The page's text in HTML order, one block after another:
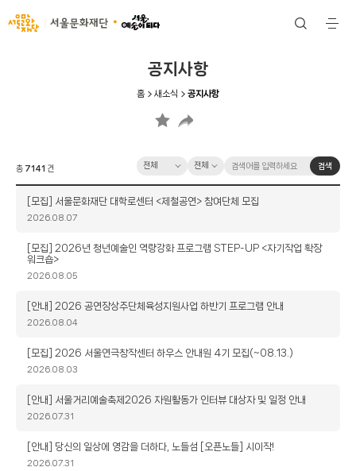
서울문화재단
전
검
공지사항
홈 새소식 공지사항
카
고
리
검
옵
션
검
어
입
검색
총 7141 건
제
목
[모집] 서울문화재단 대학로센터 <제철공연> 참여단체 모집
작
일
2026.08.07
제
목
[모집] 2026년 청년예술인 역량강화 프로그램 STEP-UP <자기작업 확장
워크숍>
작
일
2026.08.05
제
목
[안내] 2026 공연장상주단체육성지원사업 하반기 프로그램 안내
작
일
2026.08.04
제
목
[모집] 2026 서울연극창작센터 하우스 안내원 4기 모집(~08.13.)
작
일
2026.08.03
제
목
[안내] 서울거리예술축제2026 자원활동가 인터뷰 대상자 및 일정 안내
작
일
2026.07.31
제
목
[안내] 당신의 일상에 영감을 더하다, 노들섬 [오픈노들] 시이작!
작
2026.07.31